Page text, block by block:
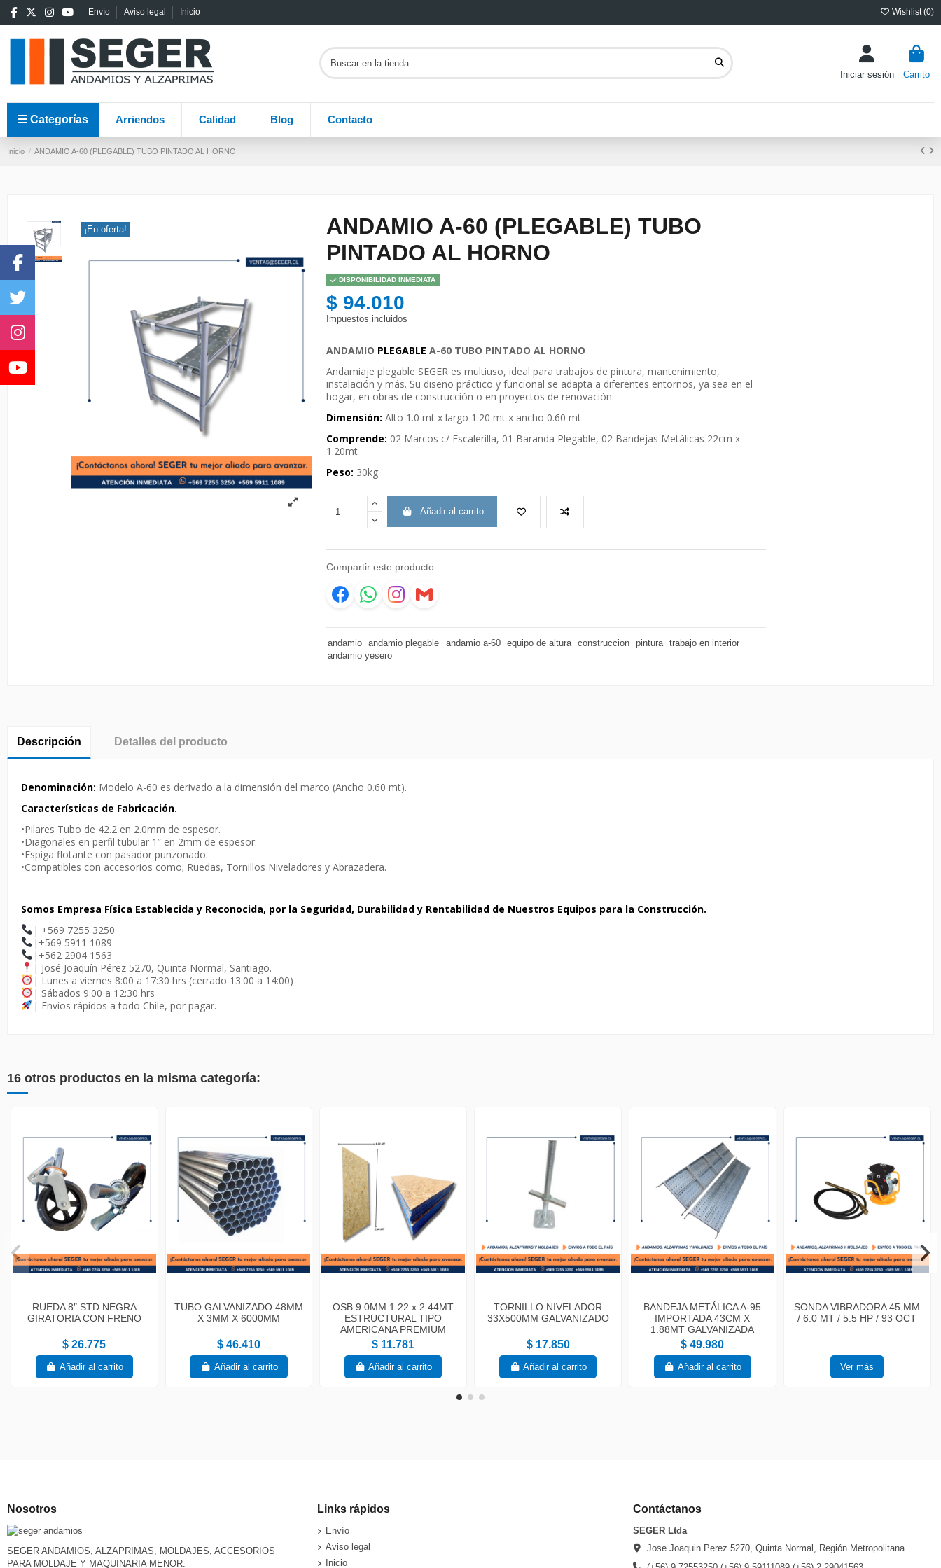
Envío Aviso legal Inicio Wishlist (0)
Iniciar sesión Carrito
Categorías Arriendos Calidad Blog Contacto
Inicio ANDAMIO A-60 (PLEGABLE) TUBO PINTADO AL HORNO
¡En oferta!
ANDAMIO A-60 (PLEGABLE) TUBO
PINTADO AL HORNO
DISPONIBILIDAD INMEDIATA
$ 94.010
Impuestos incluidos
ANDAMIO PLEGABLE A-60 TUBO PINTADO AL HORNO
Andamiaje plegable SEGER es multiuso, ideal para trabajos de pintura, mantenimiento,
instalación y más. Su diseño práctico y funcional se adapta a diferentes entornos, ya sea en el
hogar, en obras de construcción o en proyectos de renovación.
Dimensión: Alto 1.0 mt x largo 1.20 mt x ancho 0.60 mt
Comprende: 02 Marcos c/ Escalerilla, 01 Baranda Plegable, 02 Bandejas Metálicas 22cm x
1.20mt
Peso: 30kg
Añadir al carrito
Compartir este producto
andamio andamio plegable andamio a-60 equipo de altura construccion pintura
trabajo en interior
andamio yesero
Descripción Detalles del producto
Denominación: Modelo A-60 es derivado a la dimensión del marco (Ancho 0.60 mt).
Características de Fabricación.
•Pilares Tubo de 42.2 en 2.0mm de espesor.
•Diagonales en perfil tubular 1” en 2mm de espesor.
•Espiga flotante con pasador punzonado.
•Compatibles con accesorios como; Ruedas, Tornillos Niveladores y Abrazadera.
Somos Empresa Física Establecida y Reconocida, por la Seguridad, Durabilidad y Rentabilidad de Nuestros Equipos para la Construcción.
| +569 7255 3250
|+569 5911 1089
|+562 2904 1563
| José Joaquín Pérez 5270, Quinta Normal, Santiago.
| Lunes a viernes 8:00 a 17:30 hrs (cerrado 13:00 a 14:00)
| Sábados 9:00 a 12:30 hrs
| Envíos rápidos a todo Chile, por pagar.
16 otros productos en la misma categoría:
RUEDA 8″ STD NEGRA
GIRATORIA CON FRENO
$ 26.775
Añadir al carrito
TUBO GALVANIZADO 48MM
X 3MM X 6000MM
$ 46.410
Añadir al carrito
OSB 9.0MM 1.22 x 2.44MT
ESTRUCTURAL TIPO
AMERICANA PREMIUM
$ 11.781
Añadir al carrito
TORNILLO NIVELADOR
33X500MM GALVANIZADO
$ 17.850
Añadir al carrito
BANDEJA METÁLICA A-95
IMPORTADA 43CM X
1.88MT GALVANIZADA
$ 49.980
Añadir al carrito
SONDA VIBRADORA 45 MM
/ 6.0 MT / 5.5 HP / 93 OCT
Ver más
Links rápidos
Envío
Aviso legal
Inicio
Contáctanos
SEGER Ltda
Jose Joaquin Perez 5270, Quinta Normal, Región Metropolitana.
Nosotros
SEGER ANDAMIOS, ALZAPRIMAS, MOLDAJES, ACCESORIOS
PARA MOLDAJE Y MAQUINARIA MENOR.